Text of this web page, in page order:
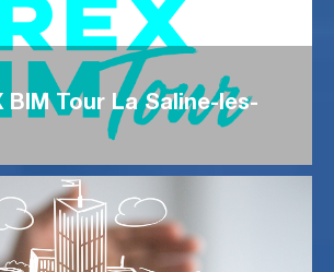
BIM Tour La Saline-les-